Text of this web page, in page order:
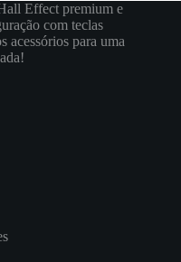
Effect premium e
com teclas
acessórios para uma